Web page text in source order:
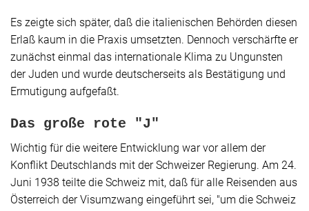
Es zeigte sich später, daß die italienischen Behörden diesen
Erlaß kaum in die Praxis umsetzten. Dennoch verschärfte er
zunächst einmal das internationale Klima zu Ungunsten
der Juden und wurde deutscherseits als Bestätigung und
Ermutigung aufgefaßt.
Das große rote "J"
Wichtig für die weitere Entwicklung war vor allem der
Konflikt Deutschlands mit der Schweizer Regierung. Am 24.
Juni 1938 teilte die Schweiz mit, daß für alle Reisenden aus
Österreich der Visumzwang eingeführt sei, "um die Schweiz